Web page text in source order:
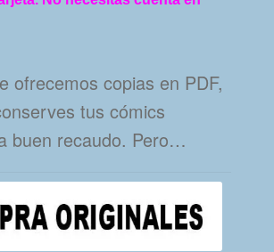
ofrecemos copias en PDF,
tus cómics
buen recaudo. Pero…